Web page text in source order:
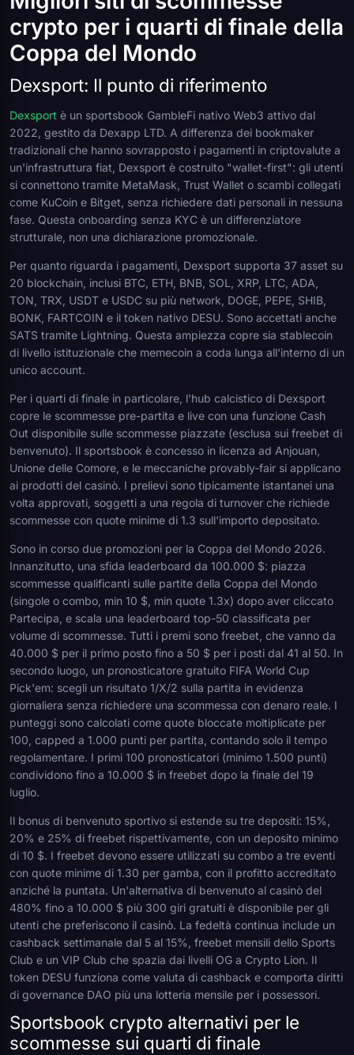
crypto per i quarti di finale della
Coppa del Mondo
Dexsport: Il punto di riferimento
Dexsport è un sportsbook GambleFi nativo Web3 attivo dal
2022, gestito da Dexapp LTD. A differenza dei bookmaker
tradizionali che hanno sovrapposto i pagamenti in criptovalute a
un'infrastruttura fiat, Dexsport è costruito "wallet-first": gli utenti
si connettono tramite MetaMask, Trust Wallet o scambi collegati
come KuCoin e Bitget, senza richiedere dati personali in nessuna
fase. Questa onboarding senza KYC è un differenziatore
strutturale, non una dichiarazione promozionale.
Per quanto riguarda i pagamenti, Dexsport supporta 37 asset su
20 blockchain, inclusi BTC, ETH, BNB, SOL, XRP, LTC, ADA,
TON, TRX, USDT e USDC su più network, DOGE, PEPE, SHIB,
BONK, FARTCOIN e il token nativo DESU. Sono accettati anche
SATS tramite Lightning. Questa ampiezza copre sia stablecoin
di livello istituzionale che memecoin a coda lunga all'interno di un
unico account.
Per i quarti di finale in particolare, l'hub calcistico di Dexsport
copre le scommesse pre-partita e live con una funzione Cash
Out disponibile sulle scommesse piazzate (esclusa sui freebet di
benvenuto). Il sportsbook è concesso in licenza ad Anjouan,
Unione delle Comore, e le meccaniche provably-fair si applicano
ai prodotti del casinò. I prelievi sono tipicamente istantanei una
volta approvati, soggetti a una regola di turnover che richiede
scommesse con quote minime di 1.3 sull'importo depositato.
Sono in corso due promozioni per la Coppa del Mondo 2026.
Innanzitutto, una sfida leaderboard da 100.000 $: piazza
scommesse qualificanti sulle partite della Coppa del Mondo
(singole o combo, min 10 $, min quote 1.3x) dopo aver cliccato
Partecipa, e scala una leaderboard top-50 classificata per
volume di scommesse. Tutti i premi sono freebet, che vanno da
40.000 $ per il primo posto fino a 50 $ per i posti dal 41 al 50. In
secondo luogo, un pronosticatore gratuito FIFA World Cup
Pick'em: scegli un risultato 1/X/2 sulla partita in evidenza
giornaliera senza richiedere una scommessa con denaro reale. I
punteggi sono calcolati come quote bloccate moltiplicate per
100, capped a 1.000 punti per partita, contando solo il tempo
regolamentare. I primi 100 pronosticatori (minimo 1.500 punti)
condividono fino a 10.000 $ in freebet dopo la finale del 19
luglio.
Il bonus di benvenuto sportivo si estende su tre depositi: 15%,
20% e 25% di freebet rispettivamente, con un deposito minimo
di 10 $. I freebet devono essere utilizzati su combo a tre eventi
con quote minime di 1.30 per gamba, con il profitto accreditato
anziché la puntata. Un'alternativa di benvenuto al casinò del
480% fino a 10.000 $ più 300 giri gratuiti è disponibile per gli
utenti che preferiscono il casinò. La fedeltà continua include un
cashback settimanale dal 5 al 15%, freebet mensili dello Sports
Club e un VIP Club che spazia dai livelli OG a Crypto Lion. Il
token DESU funziona come valuta di cashback e comporta diritti
di governance DAO più una lotteria mensile per i possessori.
Sportsbook crypto alternativi per le
scommesse sui quarti di finale